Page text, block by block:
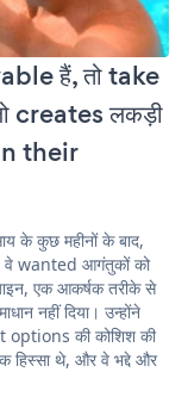
हैं, तो take
creates लकड़ी
in their
के कुछ महीनों के बाद,
वे wanted आगंतुकों को
एक आकर्षक तरीके से
नहीं दिया। उन्होंने
की कोशिश की
हिस्सा थे, और वे भद्दे और